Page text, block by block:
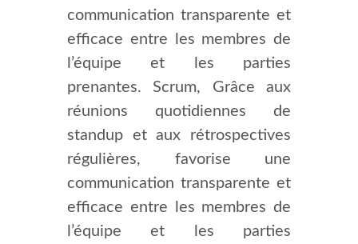
communication transparente et
efficace entre les membres de
l’équipe et les parties
prenantes. Scrum, Grâce aux
réunions quotidiennes de
standup et aux rétrospectives
régulières, favorise une
communication transparente et
efficace entre les membres de
l’équipe et les parties